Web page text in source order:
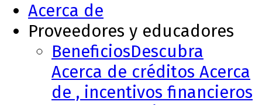
Acerca de
Proveedores y educadores
BeneficiosDescubra
Acerca de créditos Acerca
de , incentivos financieros